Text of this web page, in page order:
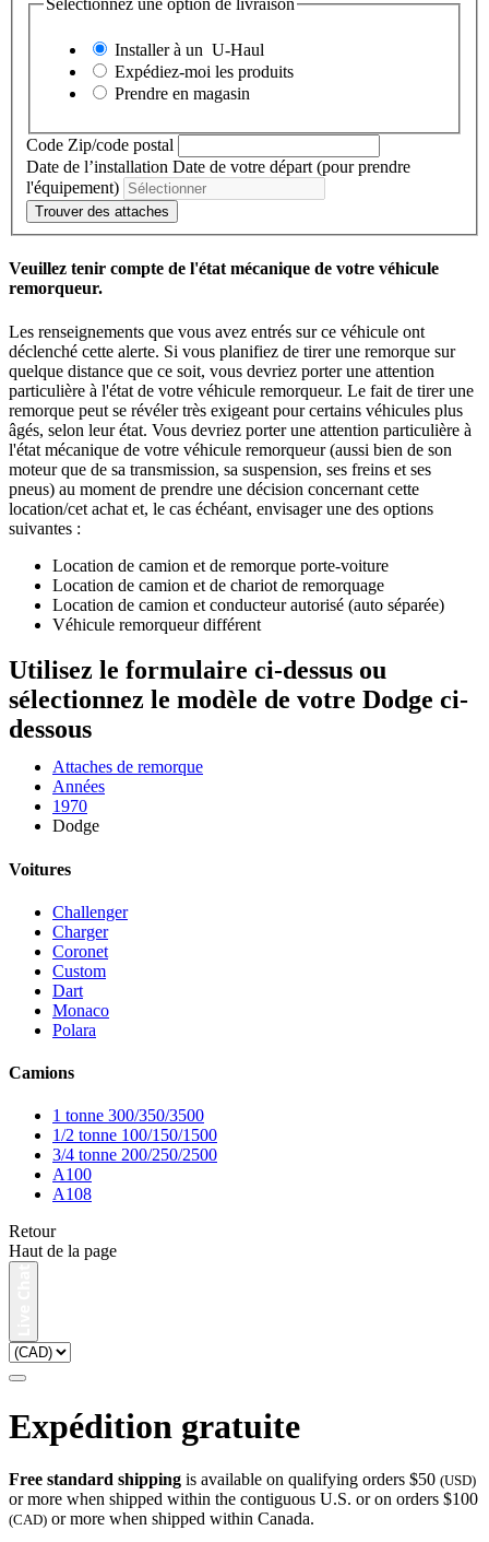
Sélectionnez une option de livraison
Installer à un U-Haul
Expédiez-moi les produits
Prendre en magasin
Code Zip/code postal
Date de l’installation Date de votre départ (pour prendre
l'équipement)
Trouver des attaches
Veuillez tenir compte de l'état mécanique de votre véhicule
remorqueur.
Les renseignements que vous avez entrés sur ce véhicule ont
déclenché cette alerte. Si vous planifiez de tirer une remorque sur
quelque distance que ce soit, vous devriez porter une attention
particulière à l'état de votre véhicule remorqueur. Le fait de tirer une
remorque peut se révéler très exigeant pour certains véhicules plus
âgés, selon leur état. Vous devriez porter une attention particulière à
l'état mécanique de votre véhicule remorqueur (aussi bien de son
moteur que de sa transmission, sa suspension, ses freins et ses
pneus) au moment de prendre une décision concernant cette
location/cet achat et, le cas échéant, envisager une des options
suivantes :
Location de camion et de remorque porte-voiture
Location de camion et de chariot de remorquage
Location de camion et conducteur autorisé (auto séparée)
Véhicule remorqueur différent
Utilisez le formulaire ci-dessus ou
sélectionnez le modèle de votre Dodge ci-
dessous
Attaches de remorque
Années
1970
Dodge
Voitures
Challenger
Charger
Coronet
Custom
Dart
Monaco
Polara
Camions
1 tonne 300/350/3500
1/2 tonne 100/150/1500
3/4 tonne 200/250/2500
A100
A108
Retour
Haut de la page
Expédition gratuite
Free standard shipping is available on qualifying orders $50 (USD)
or more when shipped within the contiguous U.S. or on orders $100
(CAD) or more when shipped within Canada.